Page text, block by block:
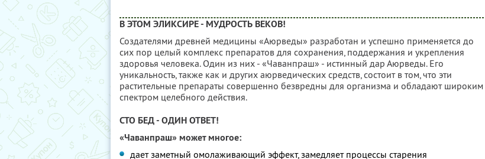
В ЭТОМ ЭЛИКСИРЕ - МУДРОСТЬ ВЕКОВ!
Создателями древней медицины «Аюрведы» разработан и успешно применяется до
сих пор целый комплекс препаратов для сохранения, поддержания и укрепления
здоровья человека. Один из них - «Чаванпраш» - истинный дар Аюрведы. Его
уникальность, также как и других аюрведических средств, состоит в том, что эти
растительные препараты совершенно безвредны для организма и обладают широким
спектром целебного действия.
СТО БЕД - ОДИН ОТВЕТ!
«Чаванпраш» может многое:
дает заметный омолаживающий эффект, замедляет процессы старения